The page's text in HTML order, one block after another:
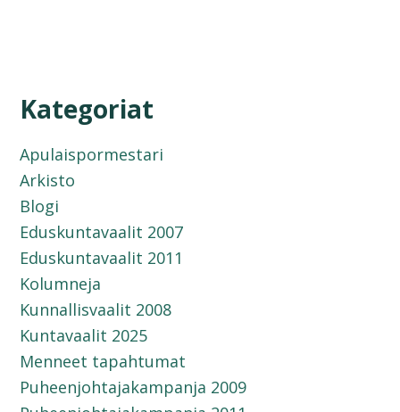
Kategoriat
Apulaispormestari
Arkisto
Blogi
Eduskuntavaalit 2007
Eduskuntavaalit 2011
Kolumneja
Kunnallisvaalit 2008
Kuntavaalit 2025
Menneet tapahtumat
Puheenjohtajakampanja 2009